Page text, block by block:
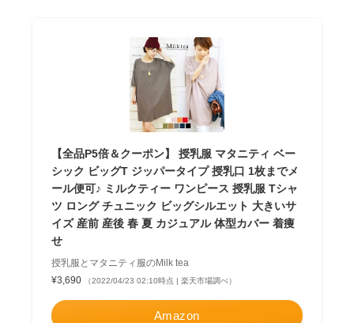
【全品P5倍＆クーポン】 授乳服 マタニティ ベー
シック ビッグT ジッパータイプ 授乳口 1枚までメ
ール便可♪ ミルクティー ワンピース 授乳服 Tシャ
ツ ロング チュニック ビッグシルエット 大きいサ
イズ 産前 産後 春 夏 カジュアル 体型カバー 着痩
せ
授乳服とマタニティ服のMilk tea
¥3,690
（2022/04/23 02:10時点 | 楽天市場調べ）
Amazon